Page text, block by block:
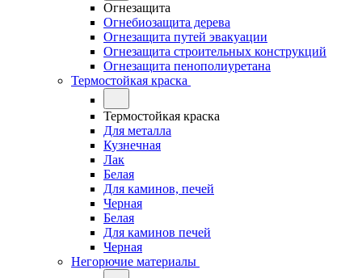
Огнезащита
Огнебиозащита дерева
Огнезащита путей эвакуации
Огнезащита строительных конструкций
Огнезащита пенополиуретана
Термостойкая краска
Термостойкая краска
Для металла
Кузнечная
Лак
Белая
Для каминов, печей
Черная
Белая
Для каминов печей
Черная
Негорючие материалы